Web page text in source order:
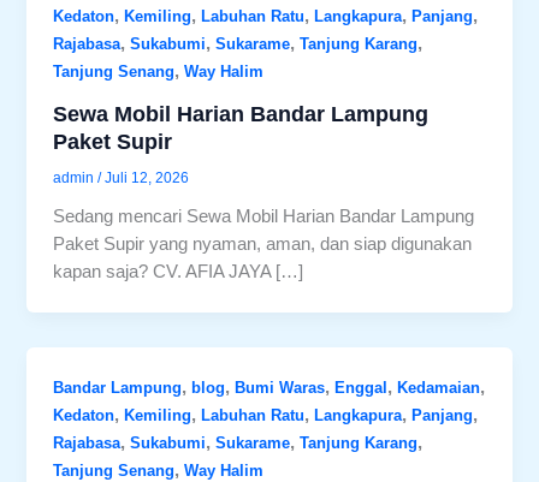
Kedaton,Kemiling,Labuhan Ratu,Langkapura,Panjang,
Rajabasa,Sukabumi,Sukarame,Tanjung Karang,
Tanjung Senang,Way Halim
Sewa Mobil Harian Bandar Lampung
Paket Supir
admin/Juli 12, 2026
Sedang mencari Sewa Mobil Harian Bandar Lampung
Paket Supir yang nyaman, aman, dan siap digunakan
kapan saja? CV. AFIA JAYA […]
Bandar Lampung,blog,Bumi Waras,Enggal,Kedamaian,
Kedaton,Kemiling,Labuhan Ratu,Langkapura,Panjang,
Rajabasa,Sukabumi,Sukarame,Tanjung Karang,
Tanjung Senang,Way Halim